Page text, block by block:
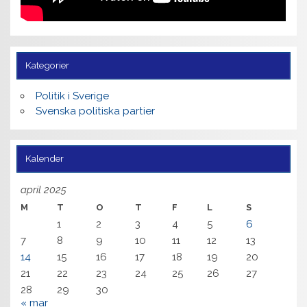
Kategorier
Politik i Sverige
Svenska politiska partier
Kalender
april 2025
M T O T F L S
1 2 3 4 5
6
7
8 9 10 11 12
13
14
15 16 17 18 19
20
21
22 23 24 25 26
27
28
29
30
« mar